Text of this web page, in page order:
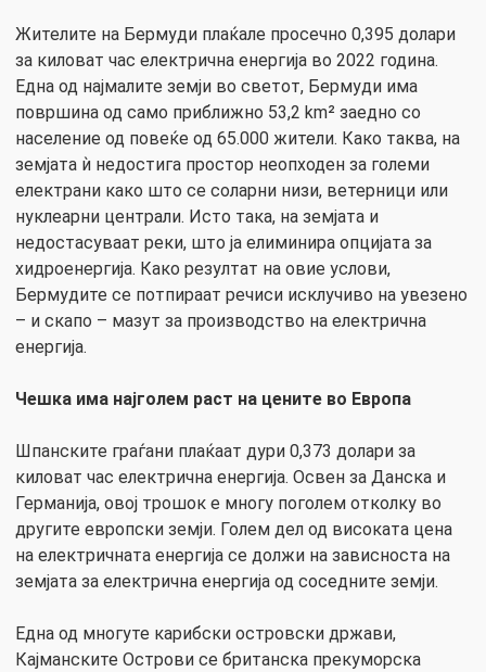
Жителите на Бермуди плаќале просечно 0,395 долари
за киловат час електрична енергија во 2022 година.
Една од најмалите земји во светот, Бермуди има
површина од само приближно 53,2 km² заедно со
население од повеќе од 65.000 жители. Како таква, на
земјата ѝ недостига простор неопходен за големи
електрани како што се соларни низи, ветерници или
нуклеарни централи. Исто така, на земјата и
недостасуваат реки, што ја елиминира опцијата за
хидроенергија. Како резултат на овие услови,
Бермудите се потпираат речиси исклучиво на увезено
– и скапо – мазут за производство на електрична
енергија.
Чешка има најголем раст на цените во Европа
Шпанските граѓани плаќаат дури 0,373 долари за
киловат час електрична енергија. Освен за Данска и
Германија, овој трошок е многу поголем отколку во
другите европски земји. Голем дел од високата цена
на електричната енергија се должи на зависноста на
земјата за електрична енергија од соседните земји.
Една од многуте карибски островски држави,
Кајманските Острови се британска прекуморска